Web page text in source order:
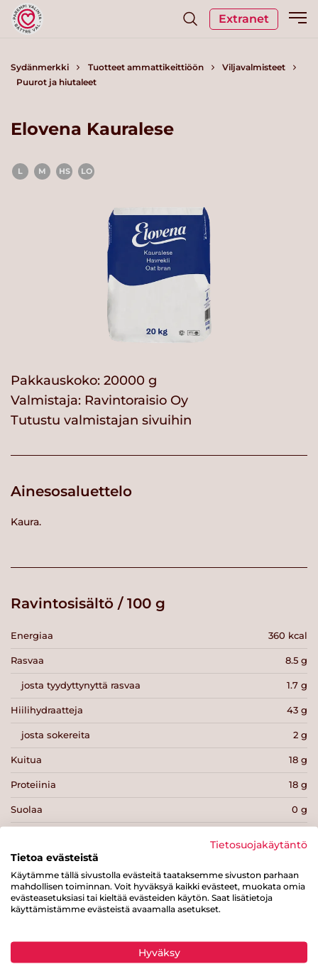
Extranet
Sydänmerkki Tuotteet ammattikeittiöön
Viljavalmisteet
Puurot ja hiutaleet
Elovena Kauralese
L M HS LO
Pakkauskoko: 20000 g
Valmistaja: Ravintoraisio Oy
Tutustu valmistajan sivuihin
Ainesosaluettelo
Kaura.
Ravintosisältö / 100 g
Energiaa 360 kcal
Rasvaa 8.5 g
josta tyydyttynyttä rasvaa 1.7 g
Hiilihydraatteja 43 g
josta sokereita 2 g
Kuitua 18 g
Proteiinia 18 g
Suolaa 0 g
Tulosta sivu Jaa tuote
Tietosuojakäytäntö
Tietoa evästeistä
Käytämme tällä sivustolla evästeitä taataksemme sivuston parhaan
mahdollisen toiminnan. Voit hyväksyä kaikki evästeet, muokata omia
evästeasetuksiasi tai kieltää evästeiden käytön. Saat lisätietoja
käyttämistämme evästeistä avaamalla asetukset.
Hyväksy